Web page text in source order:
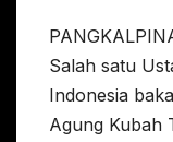
Salah satu
Indonesia
Agung Kubah